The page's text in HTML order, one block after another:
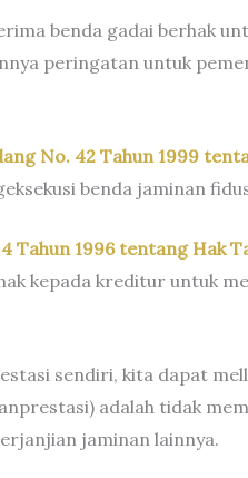
benda gadai berhak
peringatan untuk
No. 42 Tahun 1999
benda jaminan
Tahun 1996 tentang Hak
kepada kreditur untuk
sendiri, kita dapat
adalah tidak
jaminan lainnya.